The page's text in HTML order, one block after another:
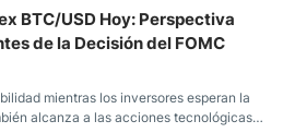
BTC/USD Hoy: Perspectiva
de la Decisión del FOMC
mientras los inversores esperan la
alcanza a las acciones tecnológicas y